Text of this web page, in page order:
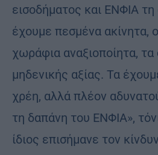
εισοδήματος και ΕΝΦΙΑ τη
έχουμε πεσμένα ακίνητα,
χωράφια αναξιοποίητα, τα
μηδενικής αξίας. Τα
χρέη, αλλά πλέον
τη δαπάνη του ΕΝΦΙΑ»,
ίδιος επισήμανε τον